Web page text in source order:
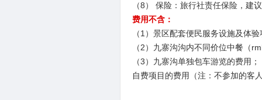
（8） 保险：旅行社责任保险，建
费用不含：
（1）景区配套便民服务设施及体
（2）九寨沟沟内不同价位中餐（
（3）九寨沟单独包车游览的费用；
自费项目的费用（注：不参加的客